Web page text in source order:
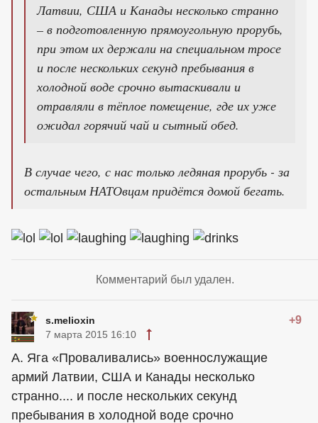
Латвии, США и Канады несколько странно
– в подготовленную прямоугольную прорубь,
при этом их держали на специальном тросе
и после нескольких секунд пребывания в
холодной воде срочно вытаскивали и
отравляли в тёплое помещение, где их уже
ожидал горячий чай и сытный обед.
В случае чего, с нас только ледяная прорубь - за
остальным НАТОвцам придётся домой бегать.
Комментарий был удален.
s.melioxin +9
7 марта 2015 16:10
А. Яга «Проваливались» военнослужащие
армий Латвии, США и Канады несколько
странно.... и после нескольких секунд
пребывания в холодной воде срочно